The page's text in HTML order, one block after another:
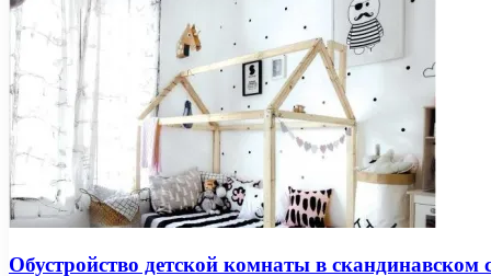
Обустройство детской комнаты в скандинавском